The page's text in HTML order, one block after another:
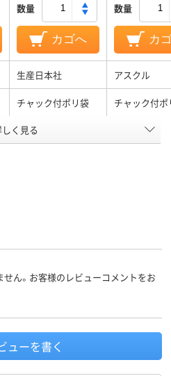
数量
カゴへ
数量
カ
生産日本社 アスクル
チャック付ポリ袋 チャック付ポ
ポリエチレン
LDPE（ツル
く見る
ん。お客様のレビューコメントをお
ューを書く